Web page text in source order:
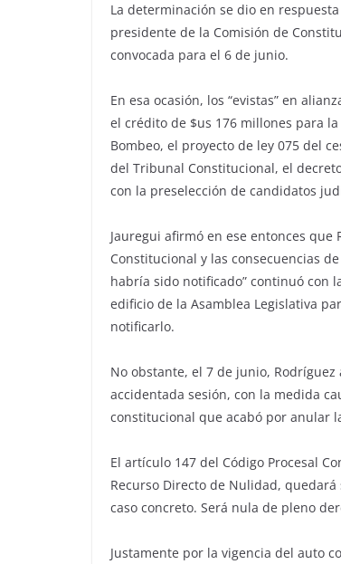
La determinación se dio en
presidente de la Comisión de
convocada para el 6 de junio.
En esa ocasión, los “evistas” en
el crédito de $us 176 millones para
Bombeo, el proyecto de ley 075 del
del Tribunal Constitucional, el
con la preselección de candidatos
Jauregui afirmó en ese entonces que
Constitucional y las consecuencias
habría sido notificado” continuó con
edificio de la Asamblea Legislativa
notificarlo.
No obstante, el 7 de junio,
accidentada sesión, con la medida
constitucional que acabó por anular
El artículo 147 del Código Procesal
Recurso Directo de Nulidad,
caso concreto. Será nula de pleno
Justamente por la vigencia del auto